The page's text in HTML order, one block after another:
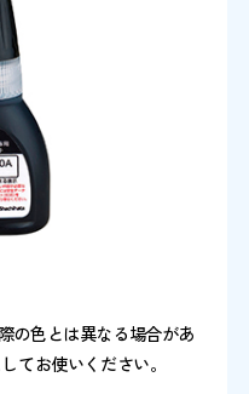
の色とは異なる場合があ
てお使いください。